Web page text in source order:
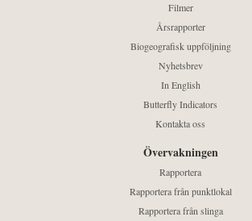
Filmer
Årsrapporter
Biogeografisk uppföljning
Nyhetsbrev
In English
Butterfly Indicators
Kontakta oss
Övervakningen
Rapportera
Rapportera från punktlokal
Rapportera från slinga